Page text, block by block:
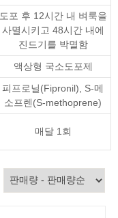
도포 후 12시간 내 벼룩을
사멸시키고 48시간 내에
진드기를 박멸함
액상형 국소도포제
피프로닐(Fipronil)
S-메
소프렌(S-methoprene)
매달 1회